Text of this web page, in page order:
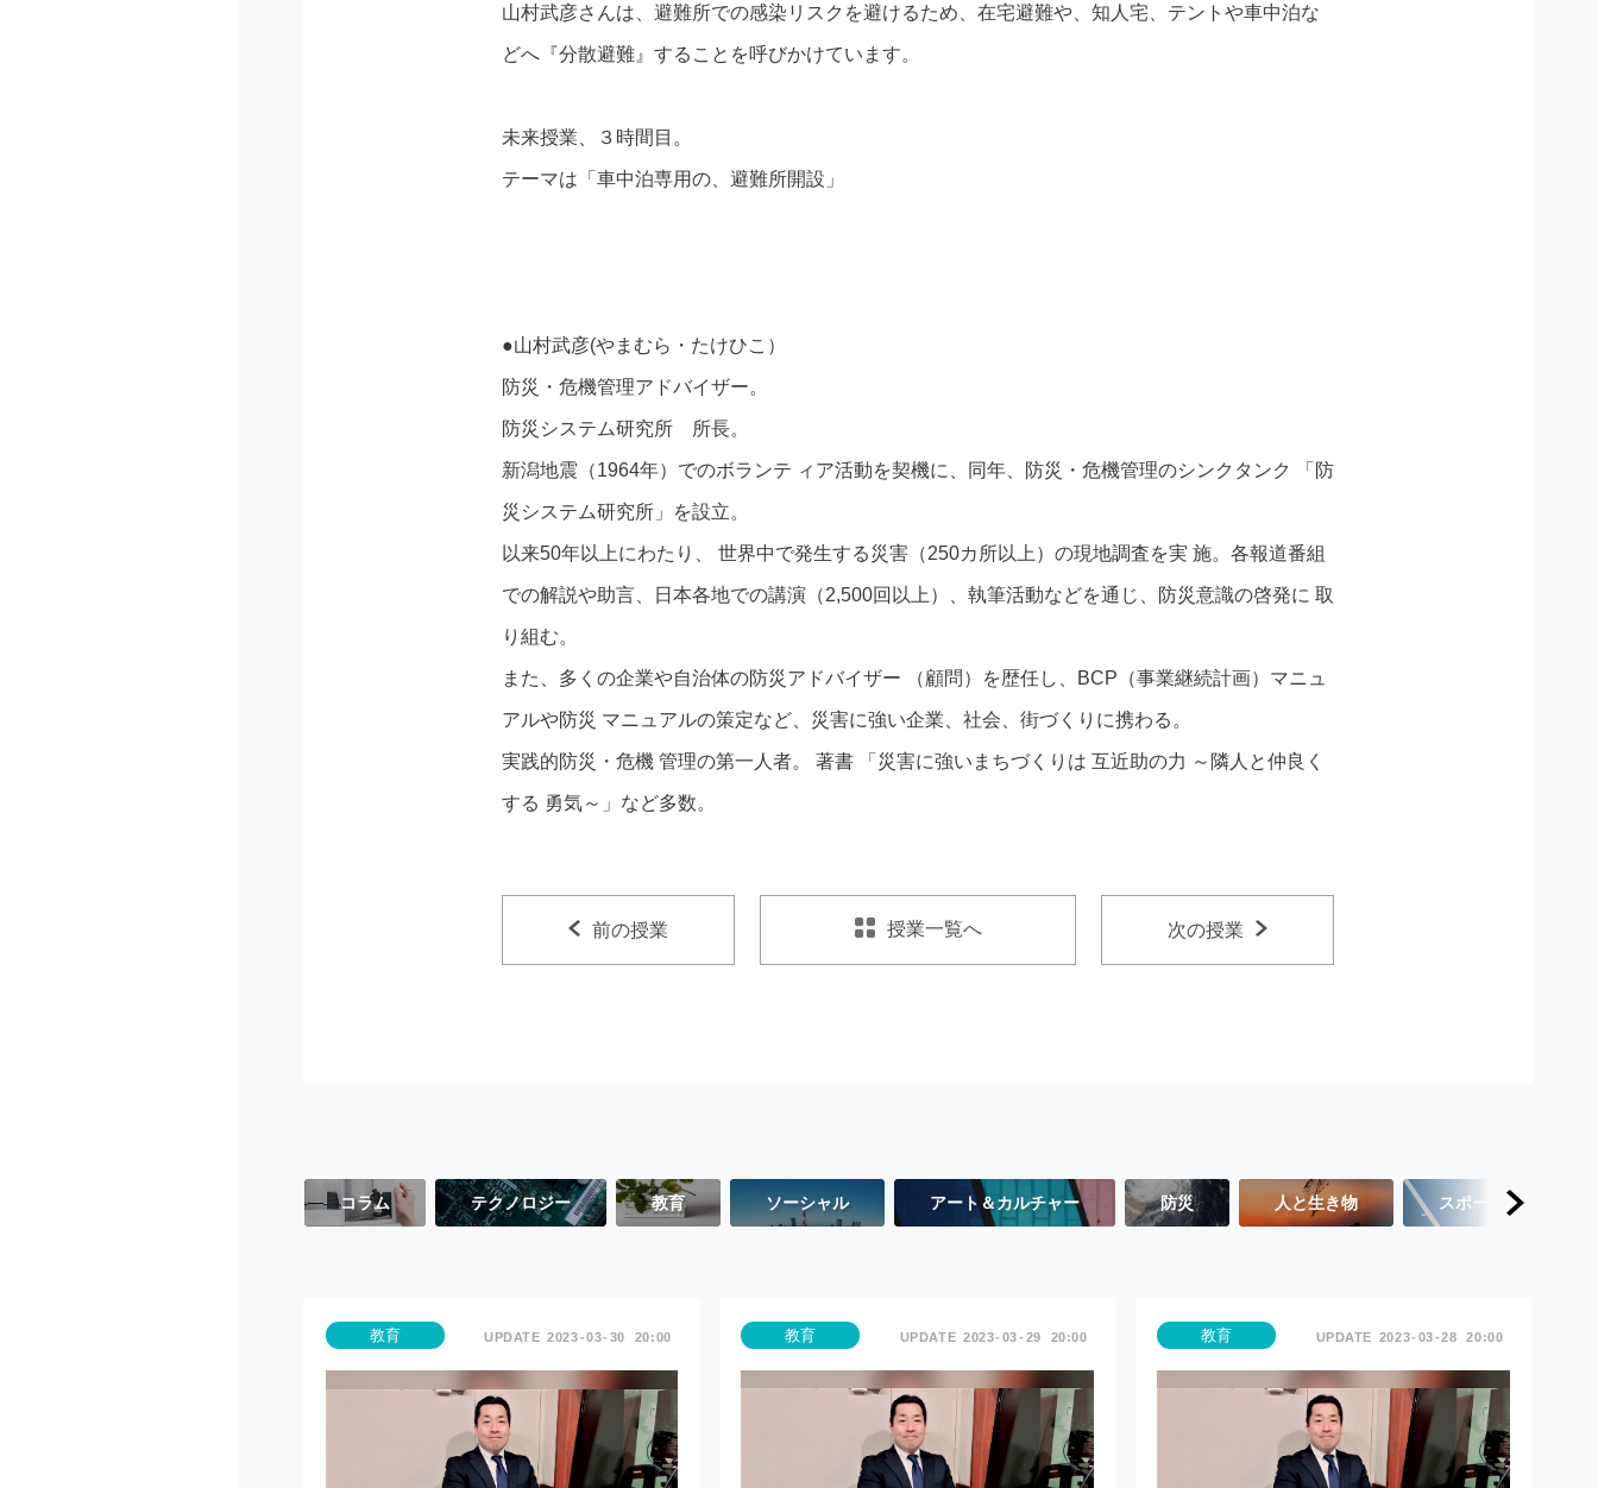
山村武彦さんは、避難所での感染リスクを避けるため、在宅避難や、知人宅、テントや車中泊な
どへ『分散避難』することを呼びかけています。
未来授業、３時間目。
テーマは「車中泊専用の、避難所開設」
●山村武彦(やまむら・たけひこ）
防災・危機管理アドバイザー。
防災システム研究所 所長。
新潟地震（1964年）でのボランテ ィア活動を契機に、同年、防災・危機管理のシンクタンク 「防
災システム研究所」を設立。
以来50年以上にわたり、 世界中で発生する災害（250カ所以上）の現地調査を実 施。各報道番組
での解説や助言、日本各地での講演（2,500回以上）、執筆活動などを通じ、防災意識の啓発に 取
り組む。
また、多くの企業や自治体の防災アドバイザー （顧問）を歴任し、BCP（事業継続計画）マニュ
アルや防災 マニュアルの策定など、災害に強い企業、社会、街づくりに携わる。
実践的防災・危機 管理の第一人者。 著書 「災害に強いまちづくりは 互近助の力 ～隣人と仲良く
する 勇気～」など多数。
前の授業 授業一覧へ 次の授業
コラム テクノロジー 教育 ソーシャル アート＆カルチャー 防災 人と生き物 スポーツ
教育 2023 03 30 20:00 教育 2023 03 29 20:00 教育 2023 03 28 20:00